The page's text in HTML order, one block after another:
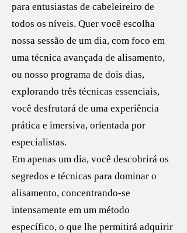
para entusiastas de cabeleireiro de
todos os níveis. Quer você escolha
nossa sessão de um dia, com foco em
uma técnica avançada de alisamento,
ou nosso programa de dois dias,
explorando três técnicas essenciais,
você desfrutará de uma experiência
prática e imersiva, orientada por
especialistas.
Em apenas um dia, você descobrirá os
segredos e técnicas para dominar o
alisamento, concentrando-se
intensamente em um método
específico, o que lhe permitirá adquirir